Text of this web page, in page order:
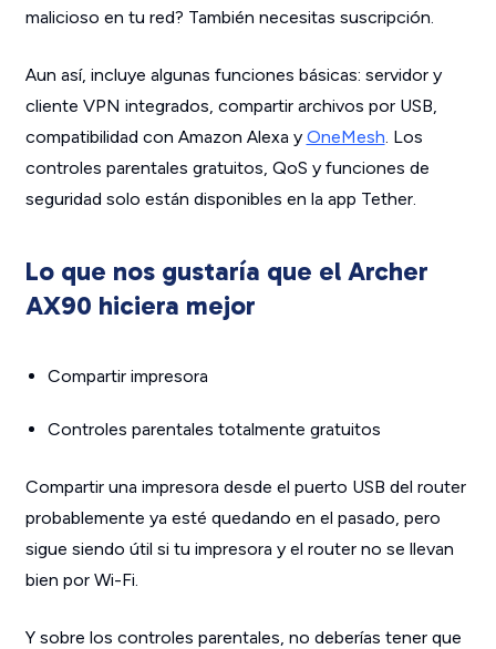
malicioso en tu red? También necesitas suscripción.
Aun así, incluye algunas funciones básicas: servidor y
cliente VPN integrados, compartir archivos por USB,
compatibilidad con Amazon Alexa y OneMesh. Los
controles parentales gratuitos, QoS y funciones de
seguridad solo están disponibles en la app Tether.
Lo que nos gustaría que el Archer
AX90 hiciera mejor
Compartir impresora
Controles parentales totalmente gratuitos
Compartir una impresora desde el puerto USB del router
probablemente ya esté quedando en el pasado, pero
sigue siendo útil si tu impresora y el router no se llevan
bien por Wi-Fi.
Y sobre los controles parentales, no deberías tener que